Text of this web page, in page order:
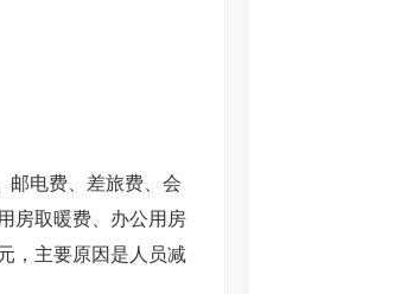
邮电费、差旅费、会
房取暖费、办公用房
，主要原因是人员减